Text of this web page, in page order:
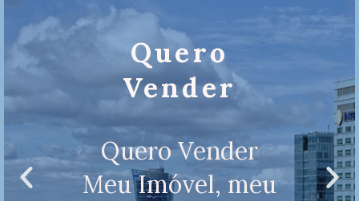
Quero
Vender
Quero Vender
Meu Imóvel, meu